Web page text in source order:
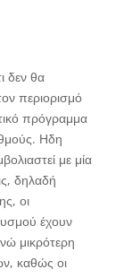
δεν θα
περιορισμό
πρόγραμμα
Ηδη
με μία
δηλαδή
οι
έχουν
μικρότερη
καθώς οι